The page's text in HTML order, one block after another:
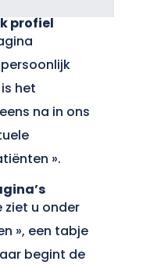
profiel
het
na in ons
».
ziet u onder
», een tabje
begint de